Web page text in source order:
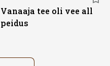
Vanaaja tee oli vee all
peidus